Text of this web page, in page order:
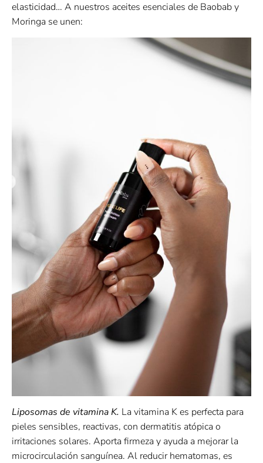
elasticidad… A nuestros aceites esenciales de Baobab y
Moringa se unen:
Liposomas de vitamina K. La vitamina K es perfecta para
pieles sensibles, reactivas, con dermatitis atópica o
irritaciones solares. Aporta firmeza y ayuda a mejorar la
microcirculación sanguínea. Al reducir hematomas, es